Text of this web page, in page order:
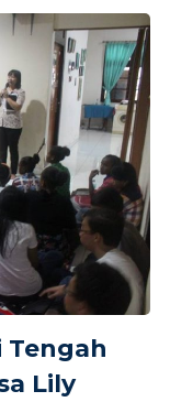
Tengah
Lily